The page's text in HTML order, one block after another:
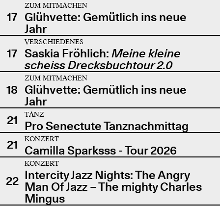
17
ZUM MITMACHEN
Glühvette: Gemütlich ins neue
Jahr
17
VERSCHIEDENES
Saskia Fröhlich: Meine kleine
scheiss Drecksbuchtour 2.0
18
ZUM MITMACHEN
Glühvette: Gemütlich ins neue
Jahr
21
TANZ
Pro Senectute Tanznachmittag
21
KONZERT
Camilla Sparksss - Tour 2026
22
KONZERT
Intercity Jazz Nights: The Angry
Man Of Jazz – The mighty Charles
Mingus